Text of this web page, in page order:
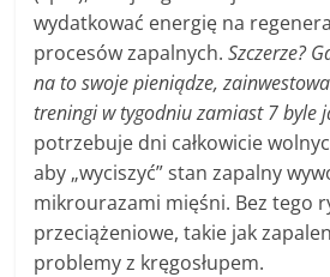
wydatkować energię na
procesów zapalnych.Szczerze?
na to swoje pieniądze,
treningi w tygodniu zamiast 7 byle
potrzebuje dni całkowicie
aby „wyciszyć” stan zapalny
mikrourazami mięśni. Bez tego
przeciążeniowe, takie jak
problemy z kręgosłupem.